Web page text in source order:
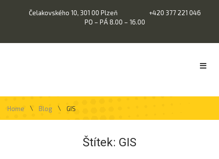
Čelakovského 10, 301 00 Plzeň
+420 377 221 046
PO – PÁ 8.00 – 16.00
Home \ Blog \ GIS
Štítek: GIS